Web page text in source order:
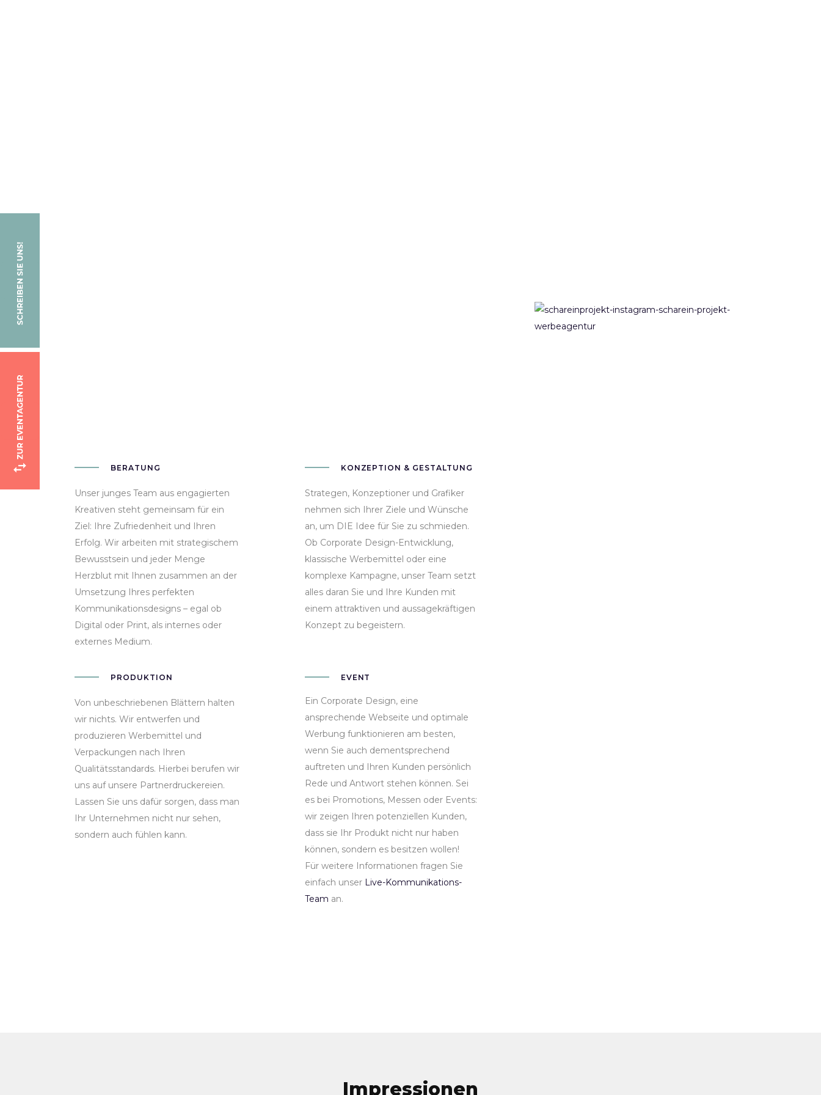
BERATUNG
Unser junges Team aus engagierten
Kreativen steht gemeinsam für ein
Ziel: Ihre Zufriedenheit und Ihren
Erfolg. Wir arbeiten mit strategischem
Bewusstsein und jeder Menge
Herzblut mit Ihnen zusammen an der
Umsetzung Ihres perfekten
Kommunikationsdesigns – egal ob
Digital oder Print, als internes oder
externes Medium.
KONZEPTION & GESTALTUNG
Strategen, Konzeptioner und Grafiker
nehmen sich Ihrer Ziele und Wünsche
an, um DIE Idee für Sie zu schmieden.
Ob Corporate Design-Entwicklung,
klassische Werbemittel oder eine
komplexe Kampagne, unser Team setzt
alles daran Sie und Ihre Kunden mit
einem attraktiven und aussagekräftigen
Konzept zu begeistern.
PRODUKTION
Von unbeschriebenen Blättern halten
wir nichts. Wir entwerfen und
produzieren Werbemittel und
Verpackungen nach Ihren
Qualitätsstandards. Hierbei berufen wir
uns auf unsere Partnerdruckereien.
Lassen Sie uns dafür sorgen, dass man
Ihr Unternehmen nicht nur sehen,
sondern auch fühlen kann.
EVENT
Ein Corporate Design, eine
ansprechende Webseite und optimale
Werbung funktionieren am besten,
wenn Sie auch dementsprechend
auftreten und Ihren Kunden persönlich
Rede und Antwort stehen können. Sei
es bei Promotions, Messen oder Events:
wir zeigen Ihren potenziellen Kunden,
dass sie Ihr Produkt nicht nur haben
können, sondern es besitzen wollen!
Für weitere Informationen fragen Sie
einfach unser Live-Kommunikations-
Team an.
Impressionen